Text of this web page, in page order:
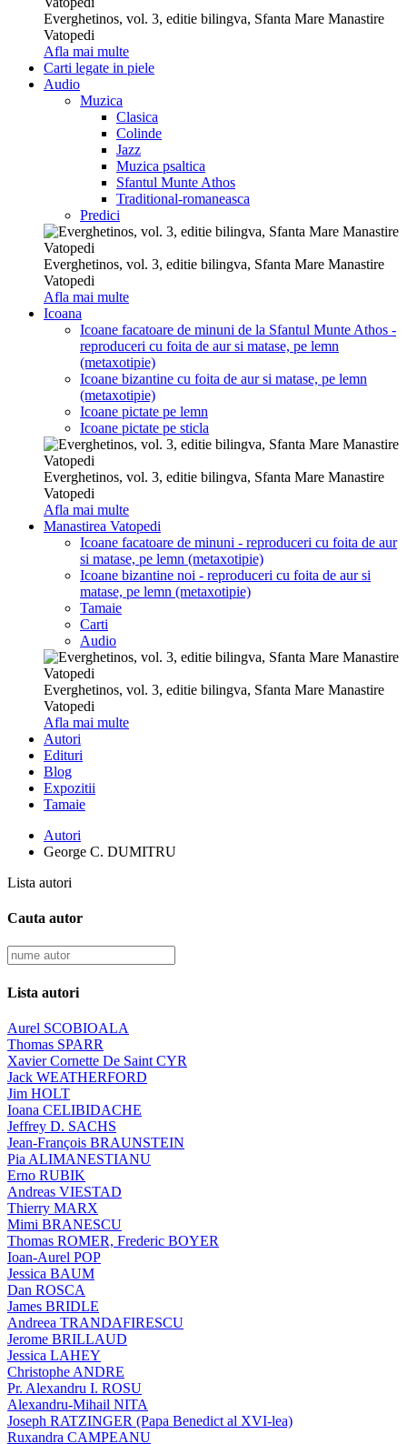
Everghetinos, vol. 3, editie bilingva, Sfanta Mare Manastire
Vatopedi
Afla mai multe
Carti legate in piele
Audio
Muzica
Clasica
Colinde
Jazz
Muzica psaltica
Sfantul Munte Athos
Traditional-romaneasca
Predici
Everghetinos, vol. 3, editie bilingva, Sfanta Mare Manastire
Vatopedi
Afla mai multe
Icoana
Icoane facatoare de minuni de la Sfantul Munte Athos -
reproduceri cu foita de aur si matase, pe lemn
(metaxotipie)
Icoane bizantine cu foita de aur si matase, pe lemn
(metaxotipie)
Icoane pictate pe lemn
Icoane pictate pe sticla
Everghetinos, vol. 3, editie bilingva, Sfanta Mare Manastire
Vatopedi
Afla mai multe
Manastirea Vatopedi
Icoane facatoare de minuni - reproduceri cu foita de aur
si matase, pe lemn (metaxotipie)
Icoane bizantine noi - reproduceri cu foita de aur si
matase, pe lemn (metaxotipie)
Tamaie
Carti
Audio
Everghetinos, vol. 3, editie bilingva, Sfanta Mare Manastire
Vatopedi
Afla mai multe
Autori
Edituri
Blog
Expozitii
Tamaie
Autori
George C. DUMITRU
Lista autori
Cauta autor
Lista autori
Aurel SCOBIOALA
Thomas SPARR
Xavier Cornette De Saint CYR
Jack WEATHERFORD
Jim HOLT
Ioana CELIBIDACHE
Jeffrey D. SACHS
Jean-François BRAUNSTEIN
Pia ALIMANESTIANU
Erno RUBIK
Andreas VIESTAD
Thierry MARX
Mimi BRANESCU
Thomas ROMER, Frederic BOYER
Ioan-Aurel POP
Jessica BAUM
Dan ROSCA
James BRIDLE
Andreea TRANDAFIRESCU
Jerome BRILLAUD
Jessica LAHEY
Christophe ANDRE
Pr. Alexandru I. ROSU
Alexandru-Mihail NITA
Joseph RATZINGER (Papa Benedict al XVI-lea)
Ruxandra CAMPEANU